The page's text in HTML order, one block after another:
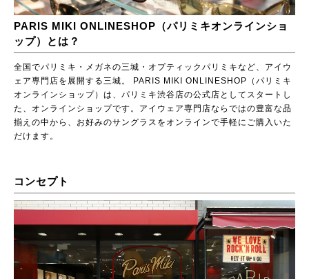
PARIS MIKI ONLINESHOP（パリミキオンラインショ
ップ）とは？
全国でパリミキ・メガネの三城・オプティックパリミキなど、アイウ
ェア専門店を展開する三城。 PARIS MIKI ONLINESHOP（パリミキ
オンラインショップ）は、パリミキ渋谷店の公式店としてスタートし
た、オンラインショップです。アイウェア専門店ならではの豊富な品
揃えの中から、お好みのサングラスをオンラインで手軽にご購入いた
だけます。
コンセプト